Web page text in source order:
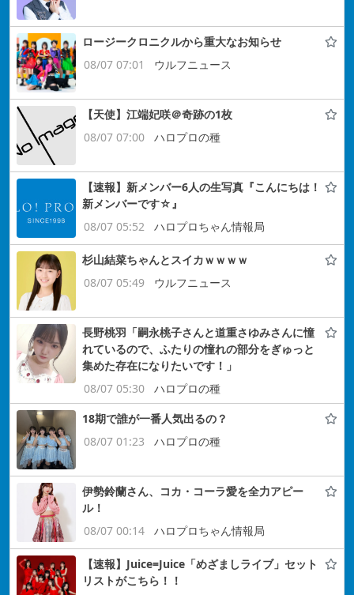
ロージークロニクルから重大なお知らせ
08/07 07:01
ウルフニュース
【天使】江端妃咲＠奇跡の1枚
08/07 07:00
ハロプロの種
【速報】新メンバー6人の生写真『こんにちは！
新メンバーです☆』
08/07 05:52
ハロプロちゃん情報局
杉山結菜ちゃんとスイカｗｗｗｗ
08/07 05:49
ウルフニュース
長野桃羽「嗣永桃子さんと道重さゆみさんに憧
れているので、ふたりの憧れの部分をぎゅっと
集めた存在になりたいです！」
08/07 05:30
ハロプロの種
18期で誰が一番人気出るの？
08/07 01:23
ハロプロの種
伊勢鈴蘭さん、コカ・コーラ愛を全力アピー
ル！
08/07 00:14
ハロプロちゃん情報局
【速報】Juice=Juice「めざましライブ」セット
リストがこちら！！